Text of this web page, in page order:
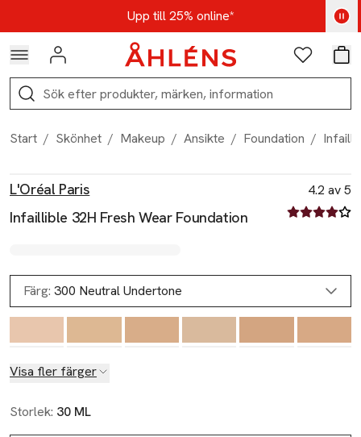
Hoppa till navigationsmenynUpp till 25% online*
Kod: AUG25 - Shoppa nu
Logga in Favoriter
Sök
Start / Skönhet / Makeup / Ansikte / Foundation /
L'Oréal Paris
Infaillible 32H Fresh Wear Foundation
4.2 av 5
4.2 av fem
Färg: 300 Neutral Undertone
Visa fler färger
Storlek: 30 ML